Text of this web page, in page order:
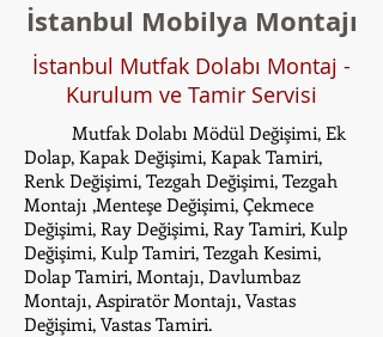
İstanbul Mobilya Montajı
İstanbul Mutfak Dolabı Montaj -
Kurulum ve Tamir Servisi
Mutfak Dolabı Mödül Değişimi, Ek
Dolap, Kapak Değişimi, Kapak Tamiri,
Renk Değişimi, Tezgah Değişimi, Tezgah
Montajı ,Menteşe Değişimi, Çekmece
Değişimi, Ray Değişimi, Ray Tamiri, Kulp
Değişimi, Kulp Tamiri, Tezgah Kesimi,
Dolap Tamiri, Montajı, Davlumbaz
Montajı, Aspiratör Montajı, Vastas
Değişimi, Vastas Tamiri.